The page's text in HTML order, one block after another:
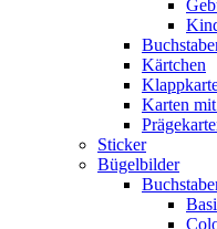
Kärtchen
Karten
Sticker
Bügelbilder